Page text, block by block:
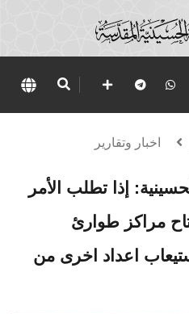
اخبار وتقارير
إذا تطلب الأمر
مراكز طوارئ
اعداد اخرى من